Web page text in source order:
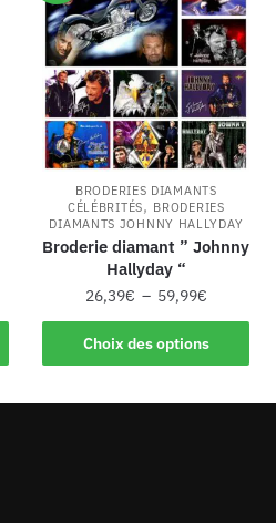
BRODERIES DIAMANTS
CÉLÉBRITÉS, BRODERIES
DIAMANTS JOHNNY HALLYDAY
Broderie diamant ” Johnny
Hallyday “
26,39€ – 59,99€
Choix des options